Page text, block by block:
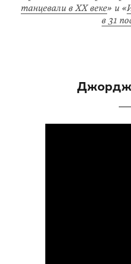
танцевали в XX веке» и «
в 31
Джордж